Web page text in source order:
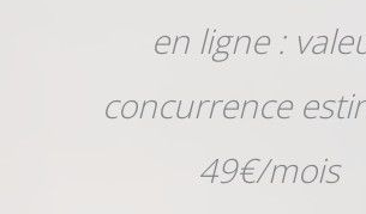
en ligne :
concurrence
49€/mois